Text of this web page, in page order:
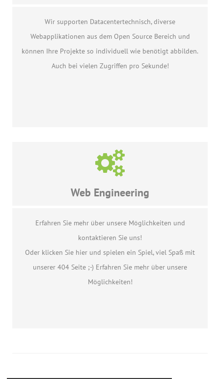
Wir supporten Datacentertechnisch, diverse
Webapplikationen aus dem Open Source Bereich und
können Ihre Projekte so individuell wie benötigt abbilden.
Auch bei vielen Zugriffen pro Sekunde!
Web Engineering
Erfahren Sie mehr über unsere Möglichkeiten und
kontaktieren Sie uns!
Oder klicken Sie hier und spielen ein Spiel, viel Spaß mit
unserer 404 Seite ;-) Erfahren Sie mehr über unsere
Möglichkeiten!